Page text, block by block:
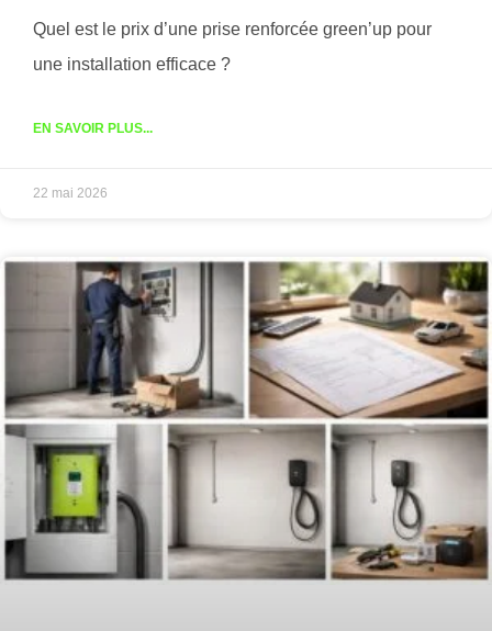
Quel est le prix d’une prise renforcée green’up pour
une installation efficace ?
EN SAVOIR PLUS...
22 mai 2026